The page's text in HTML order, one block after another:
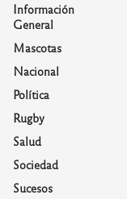
Información
General
Mascotas
Nacional
Política
Rugby
Salud
Sociedad
Sucesos